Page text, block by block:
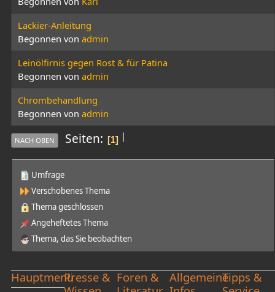
Lackier-Anleitung
Begonnen von admin
Leinölfirnis gegen Rost & für Patina
Begonnen von admin
Chrombehandlung
Begonnen von admin
|
NACH OBEN Seiten 1
Umfrage
Verschobenes Thema
Thema geschlossen
Angeheftetes Thema
Thema, das Sie beobachten
HauptmenüPresse & Foren &
AllgemeineTipps &